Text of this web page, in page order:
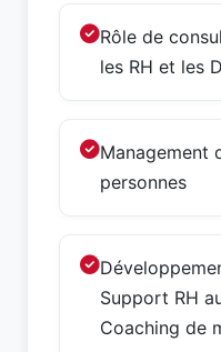
Rôle de
les RH et les
Management
personnes
Support RH
Coaching de